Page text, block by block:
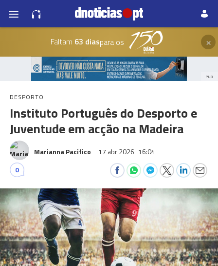
Faltam 63 diaspara os ×
PUB
DESPORTO
Instituto Português do Desporto e
Juventude em acção na Madeira
Marianna Pacifico 17 abr 2026 16:04
0